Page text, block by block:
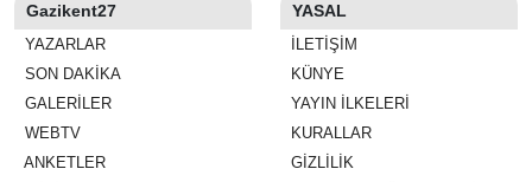
Gazikent27
YAZARLAR
SON DAKİKA
GALERİLER
WEBTV
ANKETLER
YASAL
İLETIŞIM
KÜNYE
YAYIN İLKELERI
KURALLAR
GIZLILIK